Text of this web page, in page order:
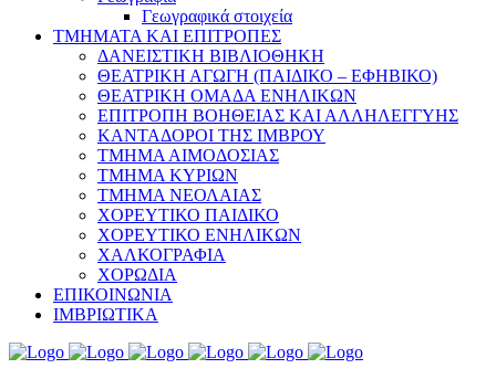
Γεωγραφικά στοιχεία
ΤΜΗΜΑΤΑ ΚΑΙ ΕΠΙΤΡΟΠΕΣ
ΔΑΝΕΙΣΤΙΚΗ ΒΙΒΛΙΟΘΗΚΗ
ΘΕΑΤΡΙΚΗ ΑΓΩΓΗ (ΠΑΙΔΙΚΟ – ΕΦΗΒΙΚΟ)
ΘΕΑΤΡΙΚΗ ΟΜΑΔΑ ΕΝΗΛΙΚΩΝ
ΕΠΙΤΡΟΠΗ ΒΟΗΘΕΙΑΣ ΚΑΙ ΑΛΛΗΛΕΓΓΥΗΣ
ΚΑΝΤΑΔΟΡΟΙ ΤΗΣ ΙΜΒΡΟΥ
ΤΜΗΜΑ ΑΙΜΟΔΟΣΙΑΣ
ΤΜΗΜΑ ΚΥΡΙΩΝ
ΤΜΗΜΑ ΝΕΟΛΑΙΑΣ
ΧΟΡΕΥΤΙΚΟ ΠΑΙΔΙΚΟ
ΧΟΡΕΥΤΙΚΟ ΕΝΗΛΙΚΩΝ
ΧΑΛΚΟΓΡΑΦΙΑ
ΧΟΡΩΔΙΑ
ΕΠΙΚΟΙΝΩΝΙΑ
ΙΜΒΡΙΩΤΙΚΑ